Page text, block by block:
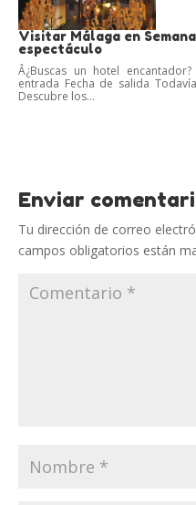
Visitar Málaga en
espectáculo
Â¿Buscas un hotel
entrada Fecha de salida
Descubre los...
Enviar
Tu dirección de correo
campos obligatorios están